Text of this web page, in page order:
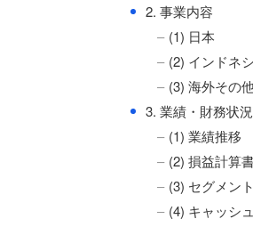
● 2. 事業内容
(1) 日本
(2) インドネ
(3) 海外その
● 3. 業績・財務状況
(1) 業績推移
(2) 損益計算
(3) セグメン
(4) キャッシ